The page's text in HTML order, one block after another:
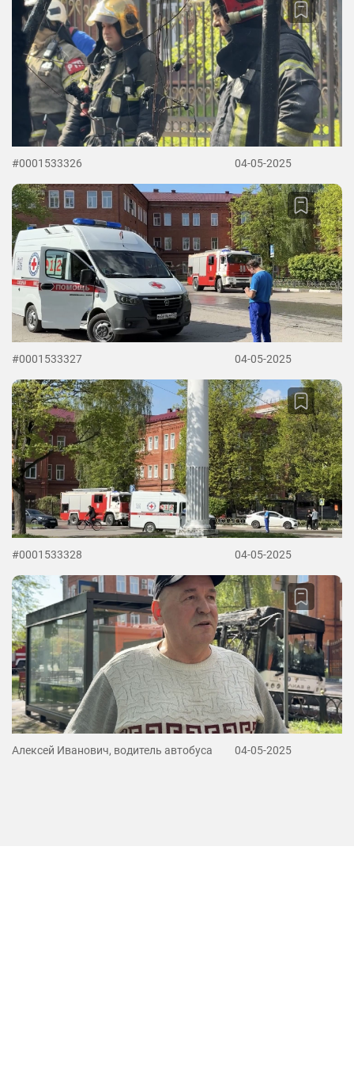
#0001533326 04-05-2025
#0001533327 04-05-2025
#0001533328 04-05-2025
Алексей Иванович, водитель автобуса 04-05-2025